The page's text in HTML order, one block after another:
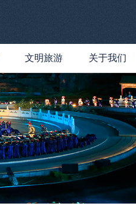
文明旅游 关于我们